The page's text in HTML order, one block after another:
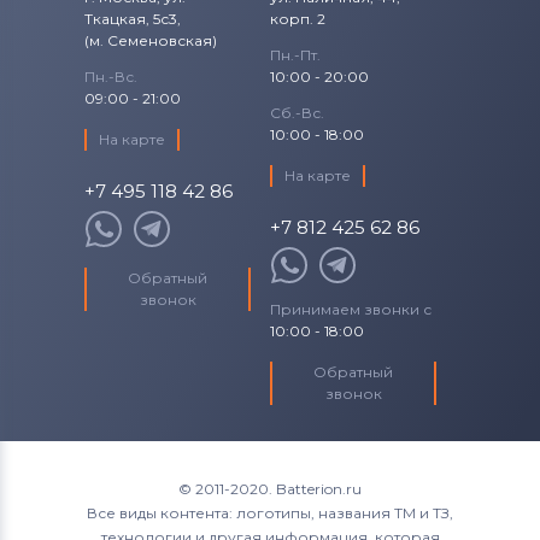
Аккумуляторы для шуруповертов
Makita
Аккумуляторы для шуруповертов
Senco
Аккумуляторы для шуруповертов
Panasonic
Аккумуляторы для шуруповертов
Универсальный
Ткацкая, 5с3,
(м. Семеновская)
Пн.-Вс.
09:00 - 21:00
На карте
+7 495 118 42 86
Обратный
звонок
корп. 2
Пн.-Пт.
10:00 - 20:00
Сб.-Вс.
10:00 - 18:00
На карте
+7 812 425 62 86
Принимаем звонки с
10:00 - 18:00
Обратный
звонок
© 2011-2020. Batterion.ru
Все виды контента: логотипы, названия ТМ и ТЗ,